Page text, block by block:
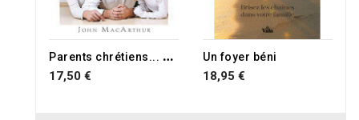
P
arents chrétiens... Que faire ?
17,50 €
RUPTURE DE STOCK
Un foyer béni
18,95 €